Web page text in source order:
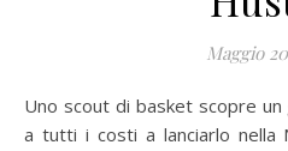
Maggio
Uno scout di basket scopre un grande talento ed è deciso
a tutti i costi a lanciarlo nella